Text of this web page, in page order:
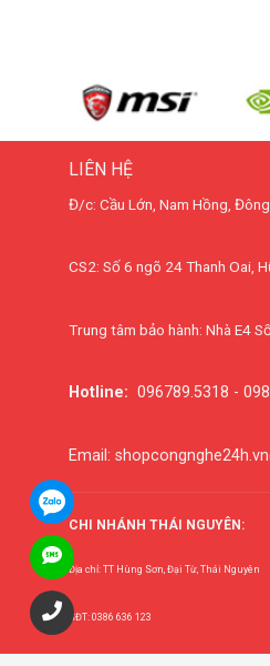
LIÊN HỆ
Đ/c: Cầu Lớn, Nam Hồng, Đông
CS2: Số 6 ngõ 24 Thanh Oai,
Trung tâm bảo hành: Nhà E4
Hotline: 096789.5318 -
Email:
CHI NHÁNH THÁI NGUYÊN:
Địa chỉ: TT Hùng Sơn, Đại Từ, Thái Nguyên
SĐT: 0386 636 123